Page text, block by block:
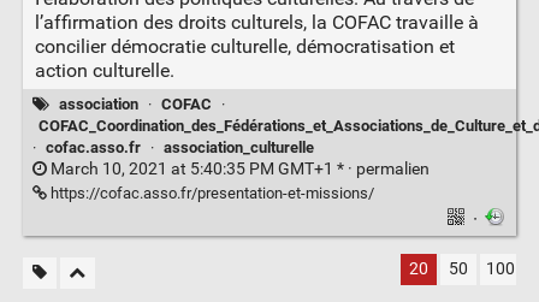
l’affirmation des droits culturels, la COFAC travaille à
concilier démocratie culturelle, démocratisation et
action culturelle.
association · COFAC
·
· cofac.asso.fr · association_culturelle
March 10, 2021 at 5:40:35 PM GMT+1 * · permalien
https://cofac.asso.fr/presentation-et-missions/
·
20 50 100